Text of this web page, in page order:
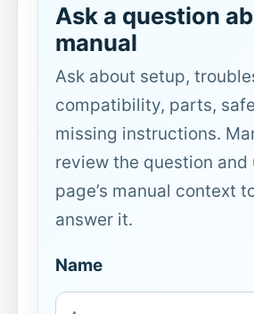
Ask a question
manual
Ask about setup,
compatibility, parts,
missing instructions.
review the question and
page’s manual context
answer it.
Name